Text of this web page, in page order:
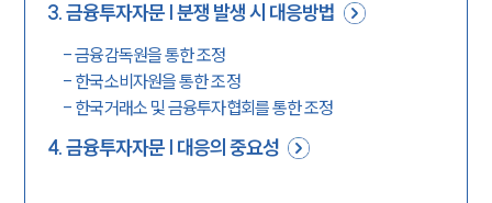
3.금융투자자문 | 분쟁 발생 시 대응방법
-금융감독원을 통한 조정
- 한국소비자원을 통한 조정
- 한국거래소 및 금융투자협회를 통한 조정
4.금융투자자문 | 대응의 중요성